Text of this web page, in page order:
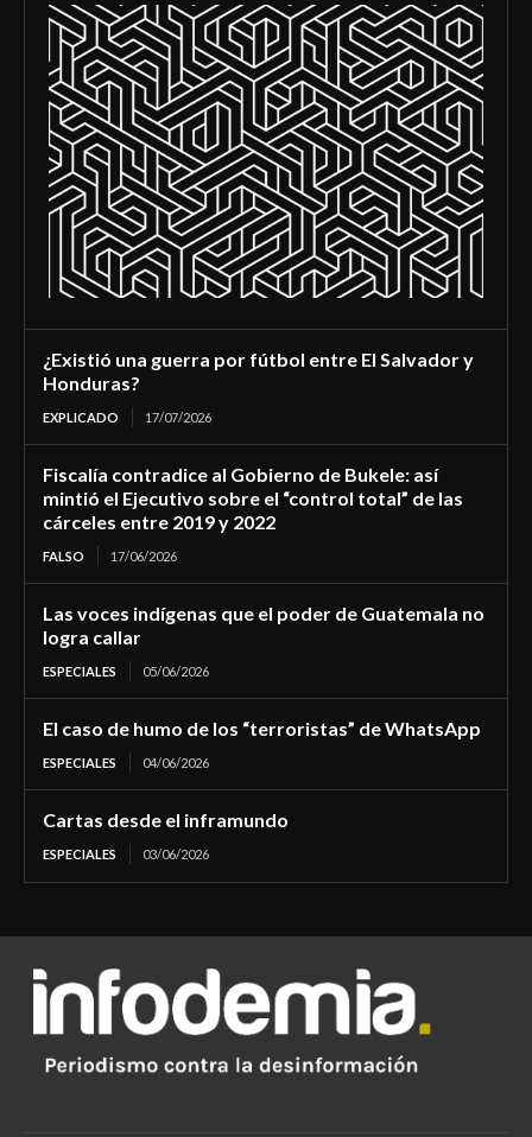
¿Existió una guerra por fútbol entre El Salvador y
Honduras?
EXPLICADO 17/07/2026
Fiscalía contradice al Gobierno de Bukele: así
mintió el Ejecutivo sobre el “control total” de las
cárceles entre 2019 y 2022
FALSO 17/06/2026
Las voces indígenas que el poder de Guatemala no
logra callar
ESPECIALES 05/06/2026
El caso de humo de los “terroristas” de WhatsApp
ESPECIALES 04/06/2026
Cartas desde el inframundo
ESPECIALES 03/06/2026